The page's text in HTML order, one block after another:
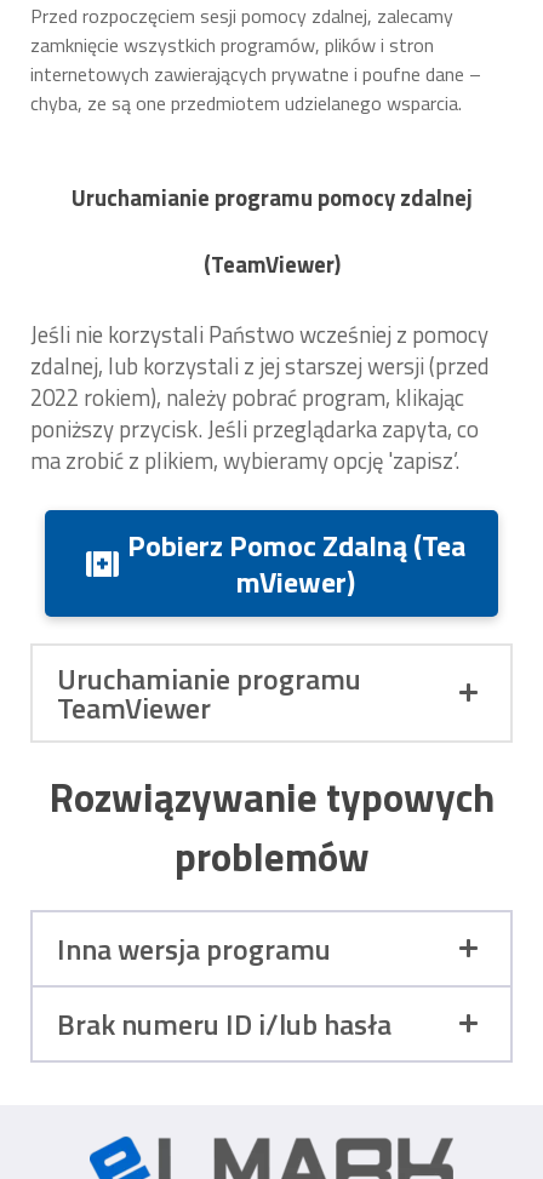
Przed rozpoczęciem sesji pomocy zdalnej, zalecamy
zamknięcie wszystkich programów, plików i stron
internetowych zawierających prywatne i poufne dane –
chyba, ze są one przedmiotem udzielanego wsparcia.
Uruchamianie programu pomocy zdalnej
(TeamViewer)
Jeśli nie korzystali Państwo wcześniej z pomocy
zdalnej, lub korzystali z jej starszej wersji (przed
2022 rokiem), należy pobrać program, klikając
poniższy przycisk. Jeśli przeglądarka zapyta, co
ma zrobić z plikiem, wybieramy opcję 'zapisz’.
Pobierz Pomoc Zdalną (Tea
mViewer)
Uruchamianie programu
TeamViewer
Rozwiązywanie typowych
problemów
Inna wersja programu
Brak numeru ID i/lub hasła